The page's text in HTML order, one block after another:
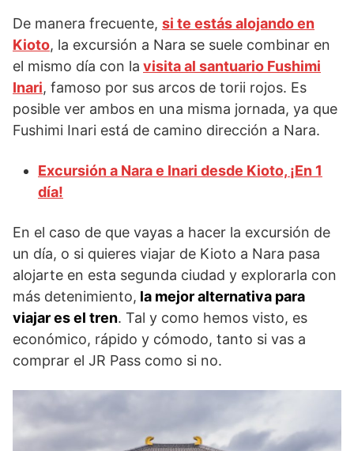
De manera frecuente, si te estás alojando en
Kioto, la excursión a Nara se suele combinar en
el mismo día con la visita al santuario Fushimi
Inari, famoso por sus arcos de torii rojos. Es
posible ver ambos en una misma jornada, ya que
Fushimi Inari está de camino dirección a Nara.
Excursión a Nara e Inari desde Kioto, ¡En 1
día!
En el caso de que vayas a hacer la excursión de
un día, o si quieres viajar de Kioto a Nara pasa
alojarte en esta segunda ciudad y explorarla con
más detenimiento, la mejor alternativa para
viajar es el tren. Tal y como hemos visto, es
económico, rápido y cómodo, tanto si vas a
comprar el JR Pass como si no.